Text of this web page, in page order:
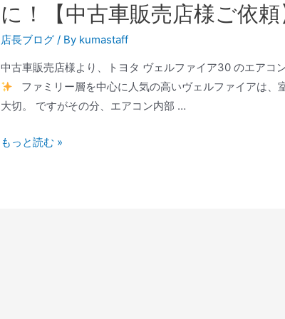
に！【中古車販売店様ご依頼
店長ブログ / By kumastaff
中古車販売店様より、トヨタ ヴェルファイア30 のエアコ
ファミリー層を中心に人気の高いヴェルファイアは、
大切。 ですがその分、エアコン内部 …
もっと読む »